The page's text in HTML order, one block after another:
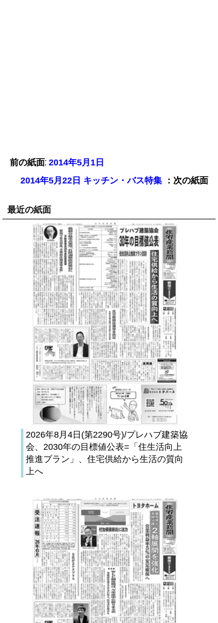
前の紙面: 2014年5月1日
2014年5月22日 キッチン・バス特集
：次の紙面
最近の紙面
2026年8月4日(第2290号)/プレハブ建築協
会、2030年の目標値公表=「住生活向上
推進プラン」、住宅供給から生活の質向
上へ